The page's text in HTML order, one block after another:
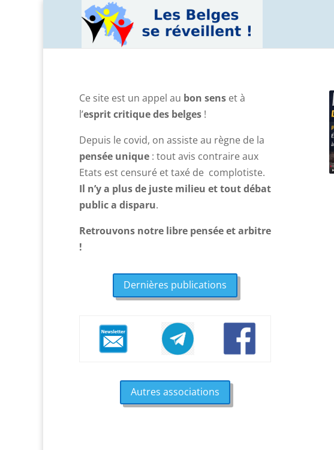
Ce site est un appel au bon sens et à
l’esprit critique des belges !
Depuis le covid, on assiste au règne de la
pensée unique : tout avis contraire aux
Etats est censuré et taxé de complotiste.
Il n’y a plus de juste milieu et tout débat
public a disparu.
Retrouvons notre libre pensée et arbitre
!
Dernières publications
Autres associations